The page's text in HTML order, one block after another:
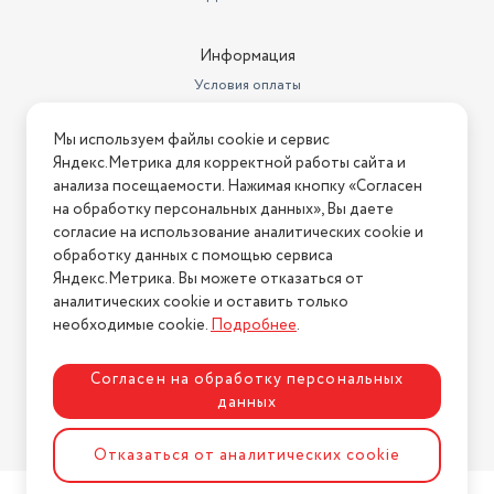
вольта
Информация
Условия оплаты
Условия возврата
Нашли ошибку на сайте? Напишите нам
2026 © Интернет-магазин "АстМаркет". У нас есть всё!
Политика конфиденциальности
Разработка сайтаASTDESIGN
Мы используем файлы cookie и сервис
Яндекс.Метрика для корректной работы сайта и
анализа посещаемости. Нажимая кнопку «Согласен
на обработку персональных данных», Вы даете
согласие на использование аналитических cookie и
обработку данных с помощью сервиса
Яндекс.Метрика. Вы можете отказаться от
аналитических cookie и оставить только
необходимые cookie.Подробнее.
Согласен на обработку персональных
данных
Отказаться от аналитических cookie